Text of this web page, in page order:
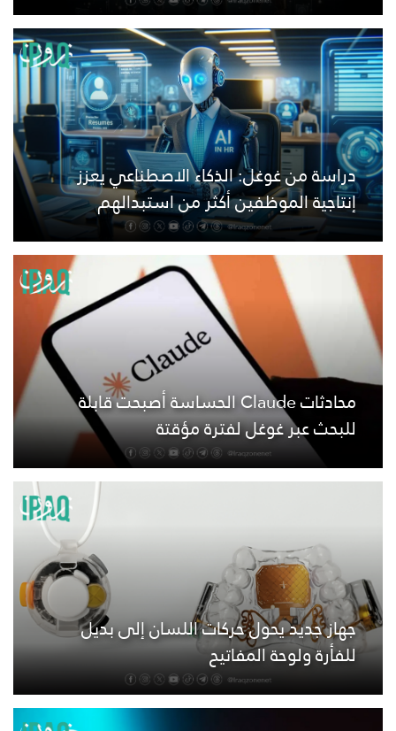
دراسة من غوغل: الذكاء الاصطناعي يعزز
إنتاجية الموظفين أكثر من استبدالهم
محادثات Claude الحساسة أصبحت قابلة
للبحث عبر غوغل لفترة مؤقتة
جهاز جديد يحول حركات اللسان إلى بديل
للفأرة ولوحة المفاتيح